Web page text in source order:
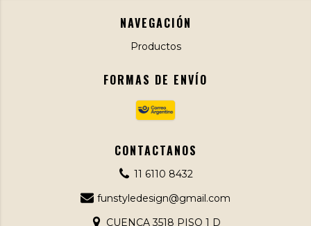
NAVEGACIÓN
Productos
FORMAS DE ENVÍO
CONTACTANOS
11 6110 8432
funstyledesign@gmail.com
CUENCA 3518 PISO 1 D